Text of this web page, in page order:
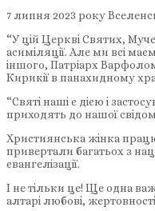
7 липня 2023 року
“У цій Церкві Святих,
асиміляції. Але ми всі
іншого, Патріарх
Кирикії в панахидному
“Святі наші є дією і
приходять до нашої
Християнська жінка
привертали багатьох з
євангелізації.
І не тільки це! Ще одна
алтарі любові,